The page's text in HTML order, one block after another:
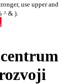
use upper and
^ & ).